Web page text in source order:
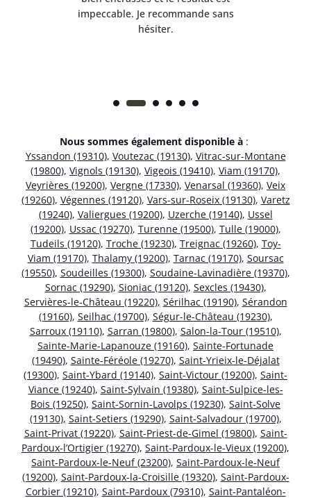
impeccable. Je recommande sans
hésiter.
Nous sommes également disponible à :
Yssandon (19310), Voutezac (19130), Vitrac-sur-Montane
(19800), Vignols (19130), Vigeois (19410), Viam (19170),
Veyrières (19200), Vergne (17330), Venarsal (19360), Veix
(19260), Végennes (19120), Vars-sur-Roseix (19130), Varetz
(19240), Valiergues (19200), Uzerche (19140), Ussel
(19200), Ussac (19270), Turenne (19500), Tulle (19000),
Tudeils (19120), Troche (19230), Treignac (19260), Toy-
Viam (19170), Thalamy (19200), Tarnac (19170), Soursac
(19550), Soudeilles (19300), Soudaine-Lavinadière (19370),
Sornac (19290), Sioniac (19120), Sexcles (19430),
Servières-le-Château (19220), Sérilhac (19190), Sérandon
(19160), Seilhac (19700), Ségur-le-Château (19230),
Sarroux (19110), Sarran (19800), Salon-la-Tour (19510),
Sainte-Marie-Lapanouze (19160), Sainte-Fortunade
(19490), Sainte-Féréole (19270), Saint-Yrieix-le-Déjalat
(19300), Saint-Ybard (19140), Saint-Victour (19200), Saint-
Viance (19240), Saint-Sylvain (19380), Saint-Sulpice-les-
Bois (19250), Saint-Sornin-Lavolps (19230), Saint-Solve
(19130), Saint-Setiers (19290), Saint-Salvadour (19700),
Saint-Privat (19220), Saint-Priest-de-Gimel (19800), Saint-
Pardoux-l’Ortigier (19270), Saint-Pardoux-le-Vieux (19200),
Saint-Pardoux-le-Neuf (23200), Saint-Pardoux-le-Neuf
(19200), Saint-Pardoux-la-Croisille (19320), Saint-Pardoux-
Corbier (19210), Saint-Pardoux (79310), Saint-Pantaléon-